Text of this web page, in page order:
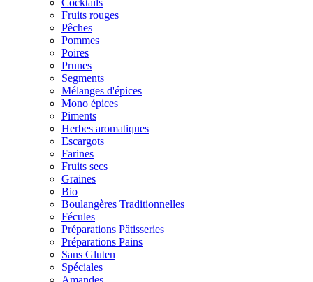
Cocktails
Fruits rouges
Pêches
Pommes
Poires
Prunes
Segments
Mélanges d'épices
Mono épices
Piments
Herbes aromatiques
Escargots
Farines
Fruits secs
Graines
Bio
Boulangères Traditionnelles
Fécules
Préparations Pâtisseries
Préparations Pains
Sans Gluten
Spéciales
Amandes